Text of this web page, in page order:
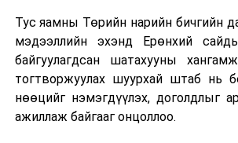
олгож байсан. Тэгвэл 2021
сайжруулсан шахмал түлш олгохоор
гэрээг сунгалаа.
өрхийн амьжиргааны түвшин
судалгааны 240 онооноос 40 болон
авсан өрх, цар тахлын улмаас
болсон өрх болон байнгын
Тус яамны Төрийн нарийн бичгийн
мэдээллийн эхэнд Ерөнхий
байгуулагдсан шатахууны
тогтворжуулах шуурхай штаб нь
нөөцийг нэмэгдүүлэх, доголдлыг
ажиллаж байгааг онцоллоо.